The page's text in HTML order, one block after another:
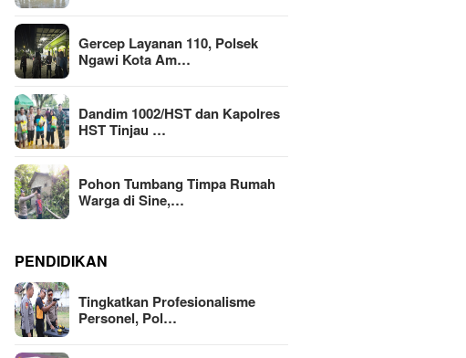
Gercep Layanan 110, Polsek
Ngawi Kota Am…
Dandim 1002/HST dan Kapolres
HST Tinjau …
Pohon Tumbang Timpa Rumah
Warga di Sine,…
PENDIDIKAN
Tingkatkan Profesionalisme
Personel, Pol…